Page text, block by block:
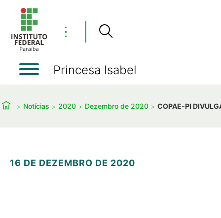
⋮
Princesa Isabel
Notícias 2020 Dezembro de 2020 COPAE-PI
16 DE DEZEMBRO DE 2020